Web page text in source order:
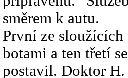
směrem k autu.
První ze
botami a ten třetí
postavil. Doktor H.